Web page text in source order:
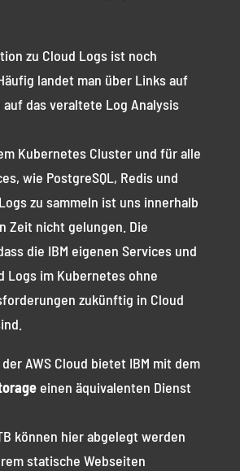
zu Cloud Logs ist noch
landet man über Links auf
das veraltete Log Analysis
Kubernetes Cluster und für alle
wie PostgreSQL, Redis und
zu sammeln ist uns innerhalb
Zeit nicht gelungen. Die
die IBM eigenen Services und
Logs im Kubernetes ohne
zukünftig in Cloud
AWS Cloud bietet IBM mit dem
einen äquivalenten Dienst
können hier abgelegt werden
statische Webseiten